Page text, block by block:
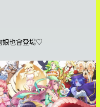
娘也會登場♡